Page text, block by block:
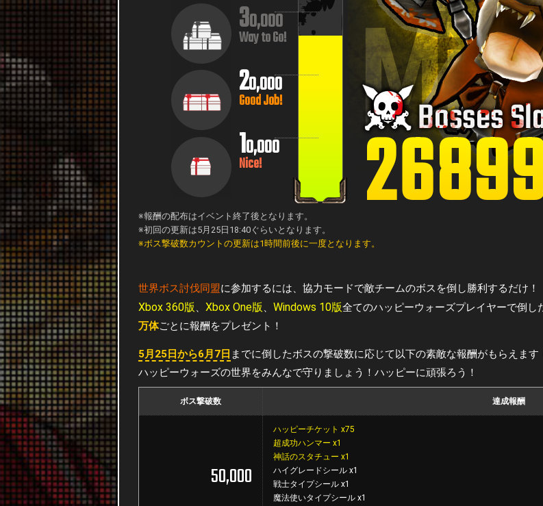
10,000
Nice!
20,000
Good Job!
30,000
Way to Go!
26925
※報酬の配布はイベント終了後となります。
※初回の更新は5月25日18:40ぐらいとなります。
※ボス撃破数カウントの更新は1時間前後に一度となります。
世界ボス討伐同盟に参加するには、協力モードで敵チームのボスを倒し勝利するだけ！
Xbox 360版 、 Xbox One版 、 Windows 10版全てのハッピーウォーズプレイヤーで倒
万体ごとに報酬をプレゼント！
5月25日から6月7日 までに倒したボスの撃破数に応じて以下の素敵な報酬がもらえます
ハッピーウォーズの世界をみんなで守りましょう！ハッピーに頑張ろう！
ボス撃破数 達成報酬
50,000
ハッピーチケット x75
超成功ハンマー x1
神話のスタチュー x1
ハイグレードシール x1
戦士タイプシール x1
魔法使いタイプシール x1